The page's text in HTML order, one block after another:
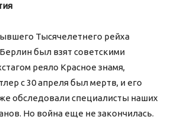
Тысячелетнего рейха
был взят советскими
реяло Красное знамя,
с 30 апреля был мертв, и его
обследовали специалисты наших
Но война еще не закончилась.